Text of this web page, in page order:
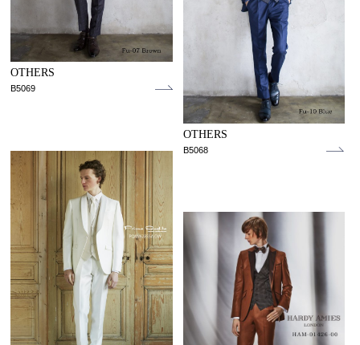
OTHERS
B5069
OTHERS
B5068